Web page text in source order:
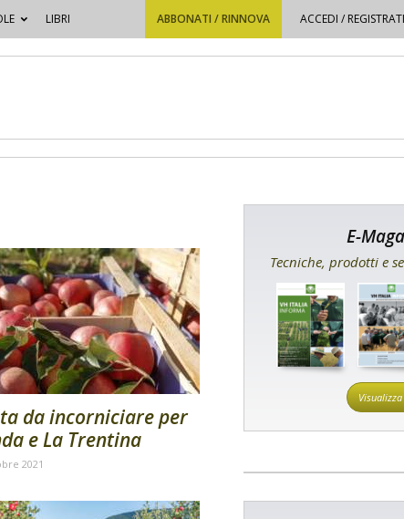
LIBRI ABBONATI / RINNOVA ACCEDI / REGISTRATI
da incorniciare per
e La Trentina
2021
E-
Tecniche, prodotti e